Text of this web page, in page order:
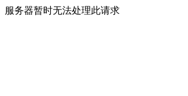
服务器暂时无法处理此请求